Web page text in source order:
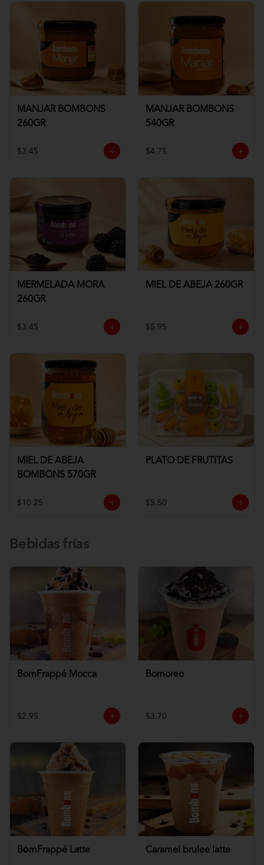
MANJAR BOMBONS
260GR
$3.45
MANJAR BOMBONS
540GR
$4.75
MERMELADA MORA
260GR
$3.45
MIEL DE ABEJA 260GR
$5.95
MIEL DE ABEJA
BOMBONS 570GR
$10.25
PLATO DE FRUTITAS
$5.50
Bebidas frías
BomFrappé Mocca
$2.95
Bomoreo
$3.70
BȯmFrappé Latte Caramel brulee latte